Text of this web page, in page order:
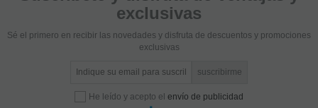
exclusivas
Sé el primero en recibir las novedades y disfruta de descuentos y promociones
exclusivas
He leído y acepto el envío de publicidad